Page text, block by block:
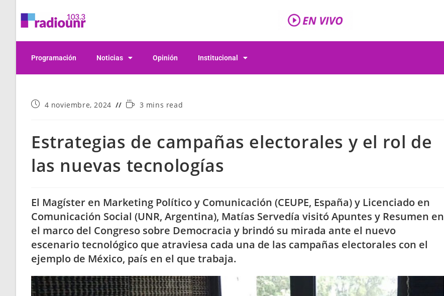
Programación Noticias Opinión Institucional
4 noviembre, 2024 3 mins read
Estrategias de campañas electorales y el rol de
las nuevas tecnologías
El Magíster en Marketing Político y Comunicación (CEUPE, España) y Licenciado en
Comunicación Social (UNR, Argentina), Matías Servedía visitó Apuntes y Resumen en
el marco del Congreso sobre Democracia y brindó su mirada ante el nuevo
escenario tecnológico que atraviesa cada una de las campañas electorales con el
ejemplo de México, país en el que trabaja.